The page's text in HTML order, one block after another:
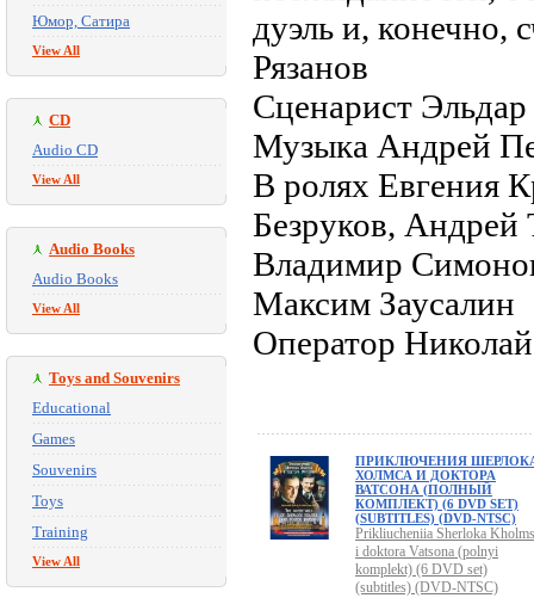
Юмор, Сатира
View All
CD
Audio CD
View All
Audio Books
Audio Books
View All
Toys and Souvenirs
Educational
Games
Souvenirs
Toys
Training
View All
дуэль и,
Рязанов
Сценарист Эльдар
Музыка Андрей
В ролях Евгения
Безруков,
Владимир
Максим Заусалин
Оператор
ПРИКЛЮЧЕНИЯ
ХОЛМСА И ДОКТОРА
ВАТСОНА (ПОЛНЫЙ
КОМПЛЕКТ) (6 DVD SET)
(SUBTITLES) (DVD-NTSC)
Prikliucheniia Sherloka
i doktora Vatsona (polnyi
komplekt) (6 DVD set)
(subtitles) (DVD-NTSC)